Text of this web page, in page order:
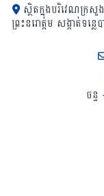
ស្ថិតក្នុងបរិវេណក្រសួង
ព្រះនរោត្តម សង្កាត់ទន្ល
ចន្